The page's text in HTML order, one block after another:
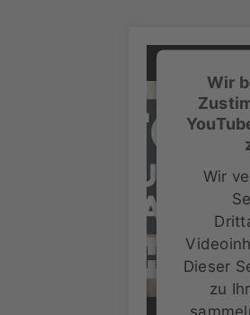
Wir
Wir
Dieser
zu